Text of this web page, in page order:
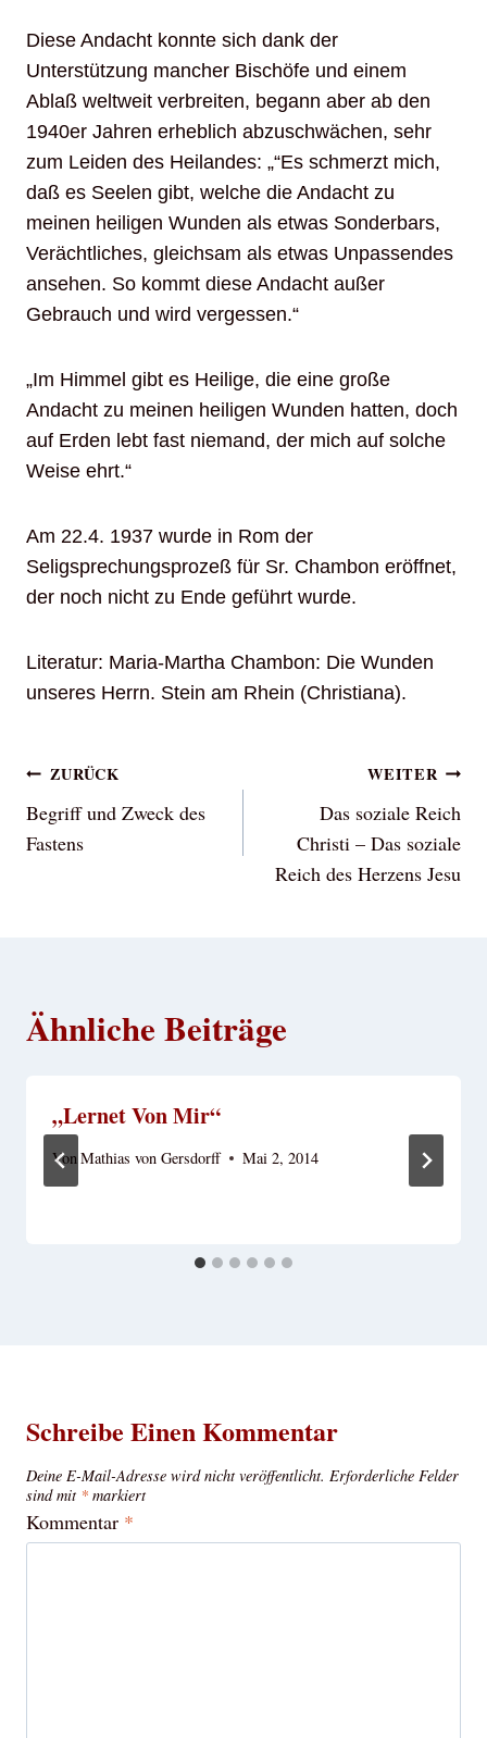
Diese Andacht konnte sich dank der
Unterstützung mancher Bischöfe und einem
Ablaß weltweit verbreiten, begann aber ab den
1940er Jahren erheblich abzuschwächen, sehr
zum Leiden des Heilandes: „“Es schmerzt mich,
daß es Seelen gibt, welche die Andacht zu
meinen heiligen Wunden als etwas Sonderbars,
Verächtliches, gleichsam als etwas Unpassendes
ansehen. So kommt diese Andacht außer
Gebrauch und wird vergessen.“
„Im Himmel gibt es Heilige, die eine große
Andacht zu meinen heiligen Wunden hatten, doch
auf Erden lebt fast niemand, der mich auf solche
Weise ehrt.“
Am 22.4. 1937 wurde in Rom der
Seligsprechungsprozeß für Sr. Chambon eröffnet,
der noch nicht zu Ende geführt wurde.
Literatur: Maria-Martha Chambon: Die Wunden
unseres Herrn. Stein am Rhein (Christiana).
Beitragsnavigation
ZURÜCK
Begriff und Zweck des
Fastens
WEITER
Das soziale Reich
Christi – Das soziale
Reich des Herzens Jesu
Ähnliche Beiträge
„Lernet Von Mir“
VonMathias von Gersdorff Mai 2, 2014
Schreibe Einen Kommentar
Deine E-Mail-Adresse wird nicht veröffentlicht. Erforderliche Felder
sind mit * markiert
Kommentar *